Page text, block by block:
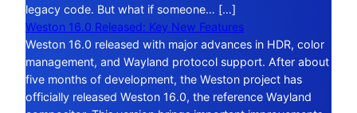
legacy code. But what if someone… […]
Weston 16.0 Released: Key New Features
Weston 16.0 released with major advances in HDR, color
management, and Wayland protocol support. After about
five months of development, the Weston project has
officially released Weston 16.0, the reference Wayland